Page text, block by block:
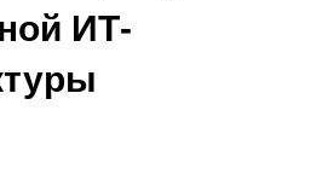
ИТ-